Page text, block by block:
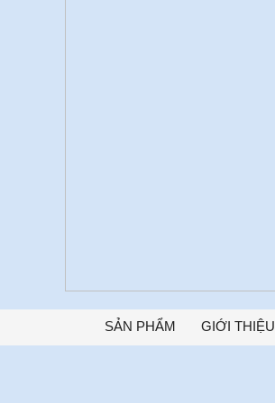
SẢN PHẨM GIỚI THIỆU